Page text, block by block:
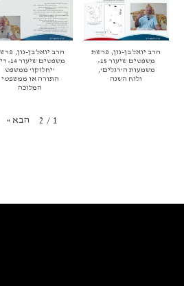
הרב יואל בן-נון, פרשת
משפטים שיעור 14: דיני
'יחלוקו' ממשפט
התורה או ממשפטי
המלוכה
הרב יואל בן-נון, פרשת
משפטים שיעור 15:
משמעות ה'רגלים',
ולוח השנה
/
2 הבא »